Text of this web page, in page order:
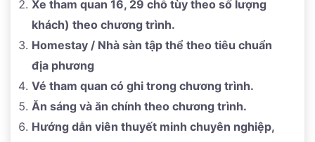
Suối Giàng
Đến giờ hẹn, Xe đưa Quý khách raSÂN BAY NỘI BÀI
làm thủ tục đáp chuyến bay về lại TP.HCM. Kết thúc
hành trình HDV Cty Du Lịch Viettourist chia tay chúc
sức khỏe, tạm biệt và hẹn ngày gặp lại.
Xe tham quan 16, 29 chỗ tùy theo số lượng
khách) theo chương trình.
Homestay / Nhà sàn tập thể theo tiêu chuẩn
địa phương
Vé tham quan có ghi trong chương trình.
Ăn sáng và ăn chính theo chương trình.
Hướng dẫn viên thuyết minh chuyên nghiệp,